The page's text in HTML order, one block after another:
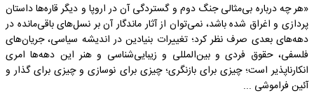
«هر چه درباره‌ بی‌مثالی جنگ دوم و گستردگی آن در اروپا و دیگر قاره‌ها داستان
پردازی و اغراق شده باشد، نمی‌توان از آثار ماندگار آن بر نسل‌های باقی‌مانده در
دهه‌های بعدی صرف نظر کرد؛ تغییرات بنیادین در اندیشه سیاسی، جریان‌های
فلسفی، حقوق فردی و بین‌المللی و زیبایی‌شناسی و هنر این دهه‌ها امری
انکارناپذیر است؛ چیزی برای بازنگری؛ چیزی برای نوسازی و چیزی برای گذار و
آئین فراموشی ...